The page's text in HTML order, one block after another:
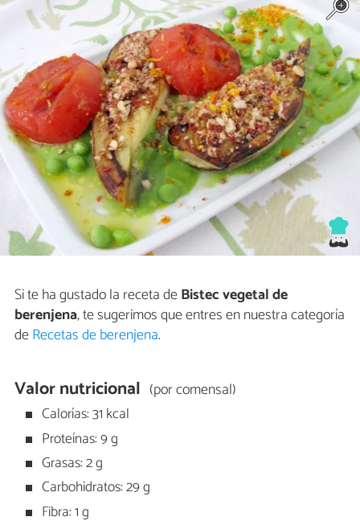
Si te ha gustado la receta deBistec vegetal de
berenjena, te sugerimos que entres en nuestra categoría
deRecetas de berenjena.
Valor nutricional (por comensal)
Calorías: 31 kcal
Proteínas: 9 g
Grasas: 2 g
Carbohidratos: 29 g
Fibra: 1 g